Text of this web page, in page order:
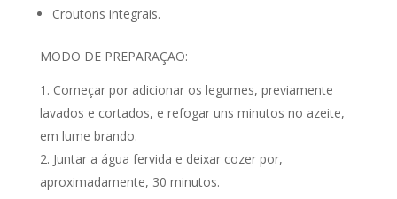
Croutons integrais.
MODO DE PREPARAÇÃO:
Começar por adicionar os legumes, previamente
lavados e cortados, e refogar uns minutos no azeite,
em lume brando.
Juntar a água fervida e deixar cozer por,
aproximadamente, 30 minutos.